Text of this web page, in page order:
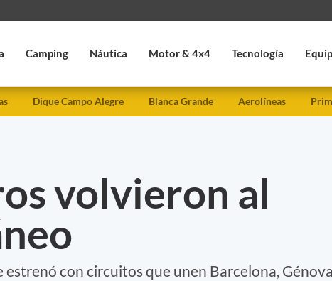
Camping Náutica Motor & 4x4 Tecnología
Dique Campo Alegre Blanca Grande Aerolíneas
volvieron al
estrenó con circuitos que unen Barcelona,